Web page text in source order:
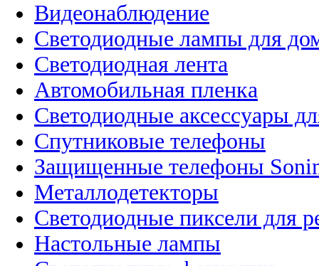
Видеонаблюдение
Светодиодные лампы для
Светодиодная лента
Автомобильная пленка
Светодиодные аксессуары
Спутниковые телефоны
Защищенные телефоны
Металлодетекторы
Светодиодные пиксели для
Настольные лампы